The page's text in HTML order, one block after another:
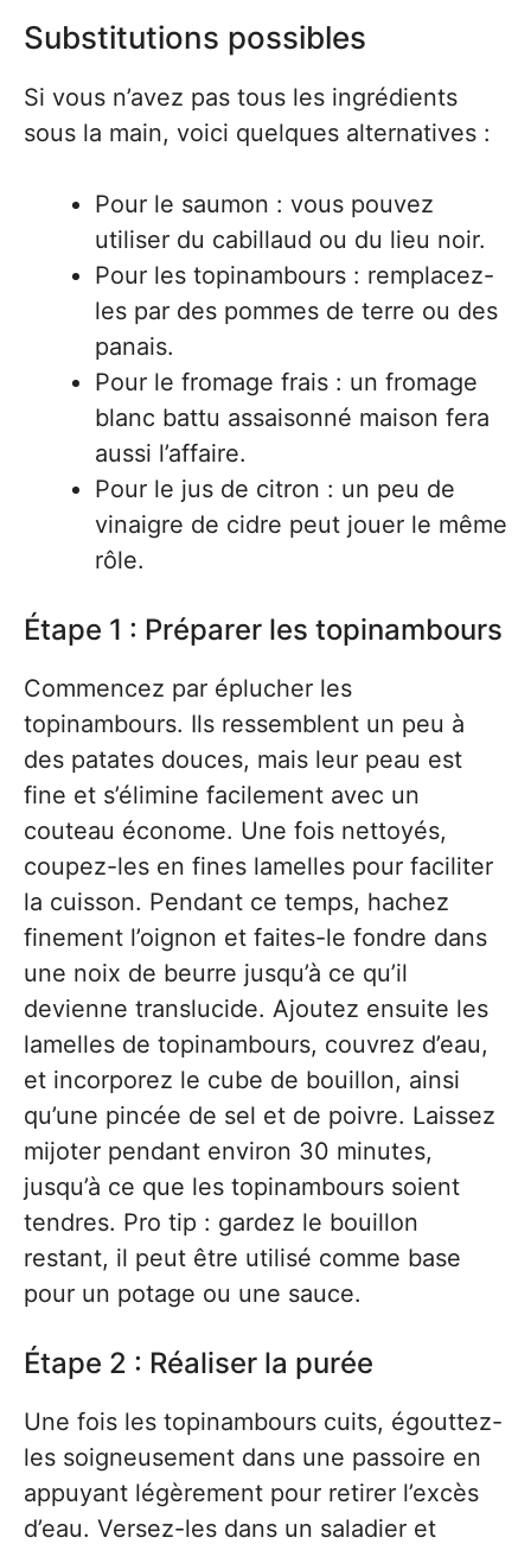
Substitutions possibles
Si vous n’avez pas tous les ingrédients
sous la main, voici quelques alternatives :
Pour le saumon : vous pouvez
utiliser du cabillaud ou du lieu noir.
Pour les topinambours : remplacez-
les par des pommes de terre ou des
panais.
Pour le fromage frais : un fromage
blanc battu assaisonné maison fera
aussi l’affaire.
Pour le jus de citron : un peu de
vinaigre de cidre peut jouer le même
rôle.
Étape 1 : Préparer les topinambours
Commencez par éplucher les
topinambours. Ils ressemblent un peu à
des patates douces, mais leur peau est
fine et s’élimine facilement avec un
couteau économe. Une fois nettoyés,
coupez-les en fines lamelles pour faciliter
la cuisson. Pendant ce temps, hachez
finement l’oignon et faites-le fondre dans
une noix de beurre jusqu’à ce qu’il
devienne translucide. Ajoutez ensuite les
lamelles de topinambours, couvrez d’eau,
et incorporez le cube de bouillon, ainsi
qu’une pincée de sel et de poivre. Laissez
mijoter pendant environ 30 minutes,
jusqu’à ce que les topinambours soient
tendres. Pro tip : gardez le bouillon
restant, il peut être utilisé comme base
pour un potage ou une sauce.
Étape 2 : Réaliser la purée
Une fois les topinambours cuits, égouttez-
les soigneusement dans une passoire en
appuyant légèrement pour retirer l’excès
d’eau. Versez-les dans un saladier et